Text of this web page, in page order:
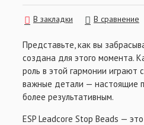
В закладки В сравнение
Представьте, как вы
создана для этого момента.
роль в этой гармонии играют
важные детали — настоящие
более результативным.
ESP Leadcore Stop Beads —